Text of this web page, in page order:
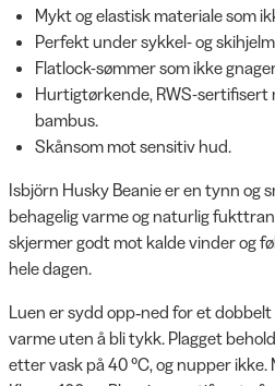
Mykt og elastisk materiale som
Perfekt under sykkel- og
Flatlock-sømmer som ikke
Hurtigtørkende, RWS-sertifisert
bambus.
Skånsom mot sensitiv hud.
Isbjörn Husky Beanie er en tynn og
behagelig varme og naturlig
skjermer godt mot kalde vinder og
hele dagen.
Luen er sydd opp‑ned for et
varme uten å bli tykk. Plagget
etter vask på 40 °C, og nupper ikke.